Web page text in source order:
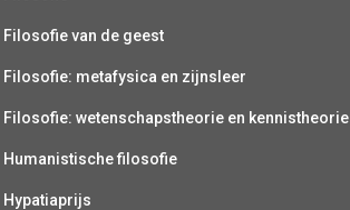
Filosofie van de geest
Filosofie: metafysica en zijnsleer
Filosofie: wetenschapstheorie en kennistheorie
Humanistische filosofie
Hypatiaprijs